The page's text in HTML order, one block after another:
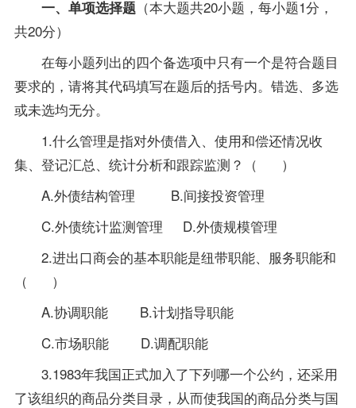
一、单项选择题（本大题共20小题，每小题1分，
共20分）
在每小题列出的四个备选项中只有一个是符合题目
要求的，请将其代码填写在题后的括号内。错选、多选
或未选均无分。
1.什么管理是指对外债借入、使用和偿还情况收
集、登记汇总、统计分析和跟踪监测？（ ）
A.外债结构管理 B.间接投资管理
C.外债统计监测管理 D.外债规模管理
2.进出口商会的基本职能是纽带职能、服务职能和
（ ）
A.协调职能 B.计划指导职能
C.市场职能 D.调配职能
3.1983年我国正式加入了下列哪一个公约，还采用
了该组织的商品分类目录，从而使我国的商品分类与国